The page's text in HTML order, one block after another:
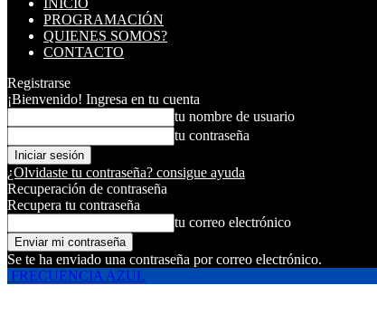
INICIO
PROGRAMACIÓN
QUIENES SOMOS?
CONTACTO
Registrarse
¡Bienvenido! Ingresa en tu cuenta
tu nombre de usuario
tu contraseña
¿Olvidaste tu contraseña? consigue ayuda
Recuperación de contraseña
Recupera tu contraseña
tu correo electrónico
Se te ha enviado una contraseña por correo electrónico.
FRECUENCIA AZUL